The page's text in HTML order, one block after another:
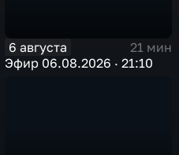
6 августа
21 мин
Эфир 06.08.2026 · 21:10